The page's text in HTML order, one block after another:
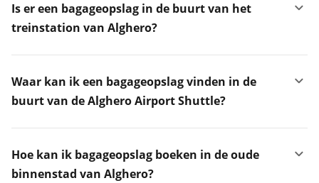
Is er een bagageopslag in de buurt van het
treinstation van Alghero?
Waar kan ik een bagageopslag vinden in de
buurt van de Alghero Airport Shuttle?
Hoe kan ik bagageopslag boeken in de oude
binnenstad van Alghero?